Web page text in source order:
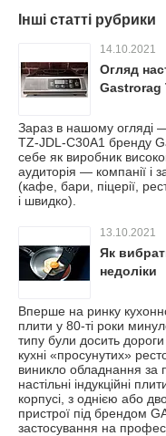
Інші статті рубрики
14.10.2021
Огляд
Gastrorag
Зараз в нашому огляді
TZ-JDL-C30A1 бренду
себе як виробник
аудиторія — компанії і
(кафе, бари, піцерії,
і швидко).
13.10.2021
Як
недоліки
Вперше на ринку
плити у 80-ті роки
типу були досить
кухні «просунутих»
виникло обладнання за
настільні індукційні
корпусі, з однією або
пристрої під брендом
застосування на